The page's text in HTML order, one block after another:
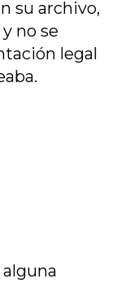
su archivo,
no se
legal